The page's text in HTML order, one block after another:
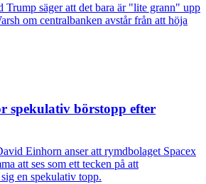
Trump säger att det bara är "lite grann" upp
om centralbanken avstår från att höja
spekulativ börstopp efter
Einhorn anser att rymdbolaget Spacex
att ses som ett tecken på att
en spekulativ topp.